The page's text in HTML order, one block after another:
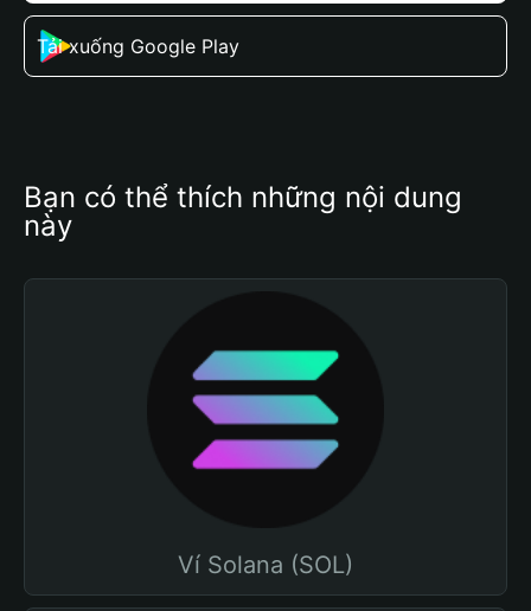
Tải xuống Google Play
Bạn có thể thích những nội dung
này
Ví Solana (SOL)